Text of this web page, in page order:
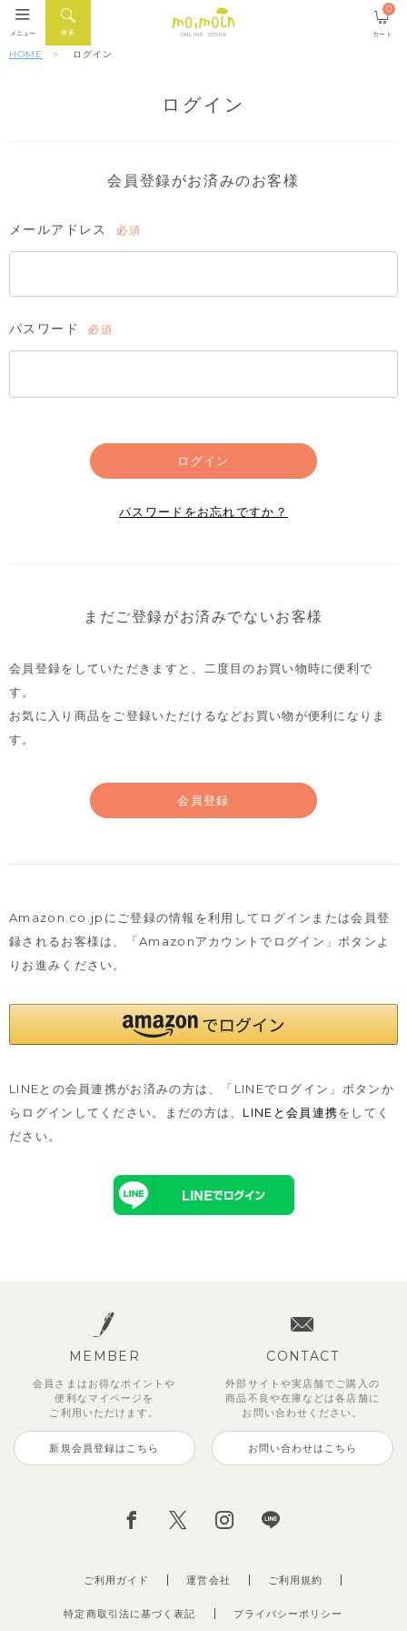
ONLINE STORE
検索
メニュー カート
0
HOME ログイン
ログイン
会員登録がお済みのお客様
メールアドレス
須)
パスワード
須)
ログイン
パスワードをお忘れですか？
まだご登録がお済みでないお客様
会員登録をしていただきますと、二度目のお買い物時に便利で
す。
お気に入り商品をご登録いただけるなどお買い物が便利になりま
す。
会員登録
Amazon.co.jpにご登録の情報を利用してログインまたは会員登
録されるお客様は、
「Amazonアカウントでログイン」ボタンよ
りお進みください。
LINEとの会員連携がお済みの方は、「LINEでログイン」ボタンか
らログインしてください。まだの方は、 LINEと会員連携をしてく
ださい。
MEMBER
会員さまはお得なポイントや
便利な マイページを
ご利用いただけます。
新規会員登録はこちら
CONTACT
外部サイトや実店舗でご購入の
商品不良や在庫などは各店舗に
お問い合わせください。
お問い合わせはこちら
ご利用ガイド 運営会社
特定商取引法に基づく表記 プライバシーポリシー
ご利用規約